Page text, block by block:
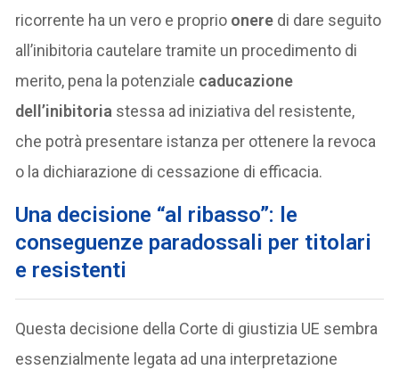
ricorrente ha un vero e proprio onere di dare seguito
all’inibitoria cautelare tramite un procedimento di
merito, pena la potenziale caducazione
dell’inibitoria stessa ad iniziativa del resistente,
che potrà presentare istanza per ottenere la revoca
o la dichiarazione di cessazione di efficacia.
Una decisione “al ribasso”: le
conseguenze paradossali per titolari
e resistenti
Questa decisione della Corte di giustizia UE sembra
essenzialmente legata ad una interpretazione